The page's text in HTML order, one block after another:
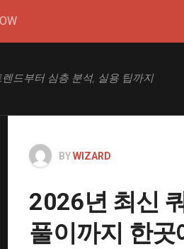
드부터 심층 분석, 실용 팁까지
BYWIZARD
2026년 최신
풀이까지 한